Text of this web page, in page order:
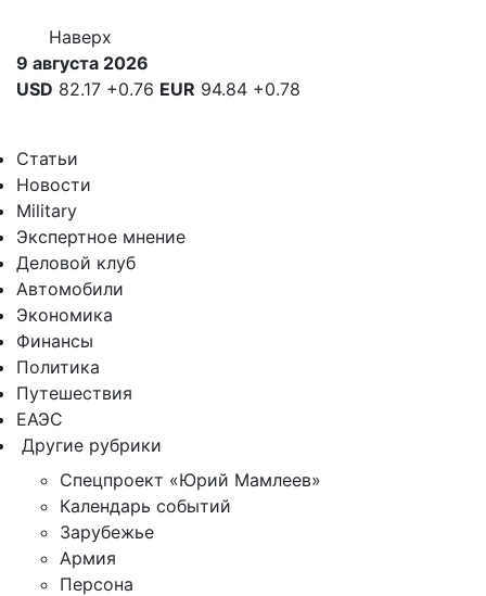
Наверх
9 августа 2026
USD 82.17 +0.76 EUR 94.84 +0.78
Статьи
Новости
Military
Экспертное мнение
Деловой клуб
Автомобили
Экономика
Финансы
Политика
Путешествия
ЕАЭС
Другие рубрики
Спецпроект «Юрий Мамлеев»
Календарь событий
Зарубежье
Армия
Персона